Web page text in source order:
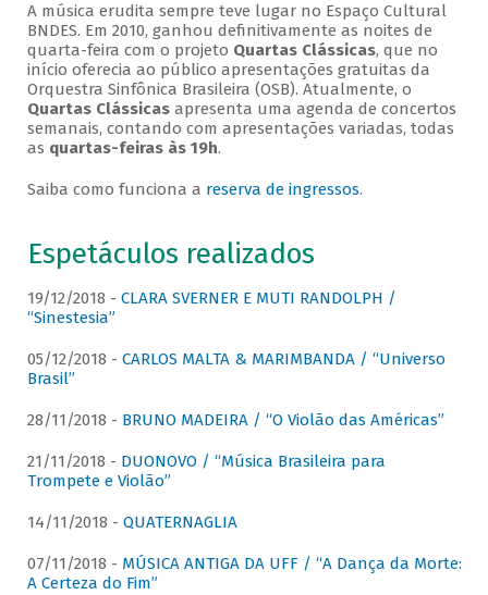
A música erudita sempre teve lugar no Espaço Cultural
BNDES. Em 2010, ganhou definitivamente as noites de
quarta-feira com o projeto Quartas Clássicas, que no
início oferecia ao público apresentações gratuitas da
Orquestra Sinfônica Brasileira (OSB). Atualmente, o
Quartas Clássicasapresenta uma agenda de concertos
semanais, contando com apresentações variadas, todas
as quartas-feiras às 19h.
Saiba como funciona a reserva de ingressos.
Espetáculos realizados
19/12/2018 - CLARA SVERNER E MUTI RANDOLPH /
“Sinestesia”
05/12/2018 - CARLOS MALTA & MARIMBANDA / “Universo
Brasil”
28/11/2018 - BRUNO MADEIRA / “O Violão das Américas”
21/11/2018 - DUONOVO / “Música Brasileira para
Trompete e Violão”
14/11/2018 - QUATERNAGLIA
07/11/2018 - MÚSICA ANTIGA DA UFF / “A Dança da Morte:
A Certeza do Fim”